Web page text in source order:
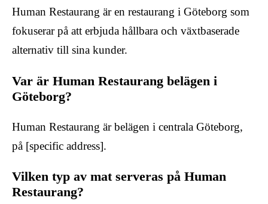
Human Restaurang är en restaurang i Göteborg som
fokuserar på att erbjuda hållbara och växtbaserade
alternativ till sina kunder.
Var är Human Restaurang belägen i
Göteborg?
Human Restaurang är belägen i centrala Göteborg,
på [specific address].
Vilken typ av mat serveras på Human
Restaurang?